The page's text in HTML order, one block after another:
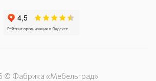
© Фабрика «Мебельград»